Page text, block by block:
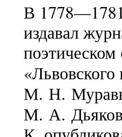
В
издавал
М. Н.
М. А.